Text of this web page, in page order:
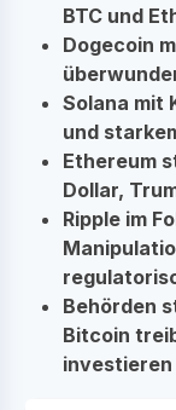
BTC und
Dogecoin
Solana mit
und
Ethereum
Dollar,
Ripple im
Behörden
Bitcoin
investieren